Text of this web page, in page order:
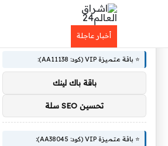
أخبار عاجلة
🚀 توصيات :
⭐ باقة متميزة VIP (كود: AA11138):
باقة باك لينك
تحسين SEO سلة
⭐ باقة متميزة VIP (كود: AA38045):